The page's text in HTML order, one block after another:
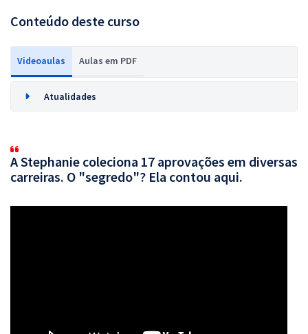
Conteúdo deste curso
Videoaulas Aulas em PDF
Atualidades
A Stephanie coleciona 17 aprovações em diversas
carreiras. O "segredo"? Ela contou aqui.